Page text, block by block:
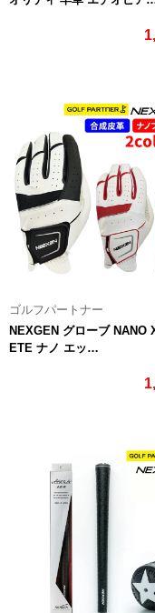
ゴルフパートナー
NEXGEN グローブ NANO
ETE ナノ エッ…